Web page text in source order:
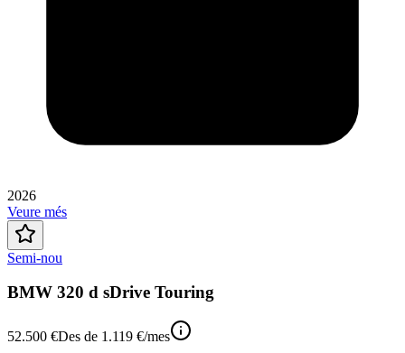
2026
Veure més
Semi-nou
BMW 320 d sDrive Touring
52.500 €Des de 1.119 €/mes